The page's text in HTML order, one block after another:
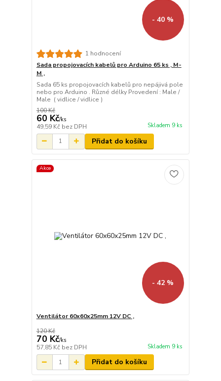
- 40 %
1 hodnocení
Sada propojovacích kabelů pro Arduino 65 ks , M-
M ,
Sada 65 ks propojovacích kabelů pro nepájivá pole
nebo pro Arduino . Různé délky Provedení : Male /
Male ( vidlice / vidlice )
100 Kč
60 Kč/ks
49,59 Kč bez DPH Skladem 9 ks
Přidat do košíku
Akce
- 42 %
Ventilátor 60x60x25mm 12V DC ,
120 Kč
70 Kč/ks
57,85 Kč bez DPH Skladem 9 ks
Přidat do košíku